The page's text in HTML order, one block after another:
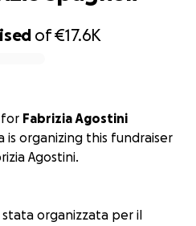
of€17.6K
for Fabrizia Agostini
is organizing this fundraiser
Agostini.
organizzata per il